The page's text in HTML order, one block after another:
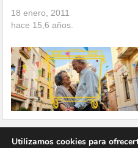
18 enero, 2011
hace 15,6 años.
Utilizamos cookies para